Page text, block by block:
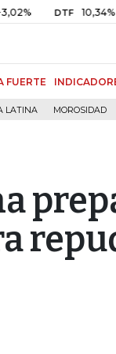
DTF 10,34% +0,10%
FUERTE
LATINA MOROSIDAD